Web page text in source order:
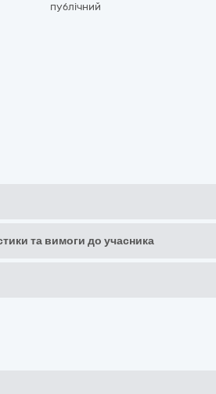
публічний
та вимоги до учасника